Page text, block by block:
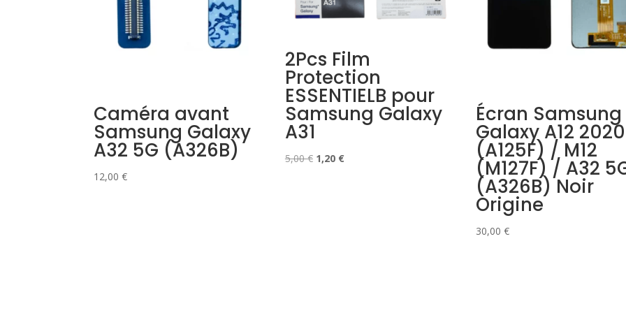
Caméra avant
Samsung Galaxy
A32 5G (A326B)
12,00€
2Pcs Film
Protection
ESSENTIELB pour
Samsung Galaxy
A31
5,00€ Le
1,20 €Le
Écran Samsung
Galaxy A12 2020
(A125F) / M12
(M127F) / A32
(A326B) Noir
Origine
30,00€